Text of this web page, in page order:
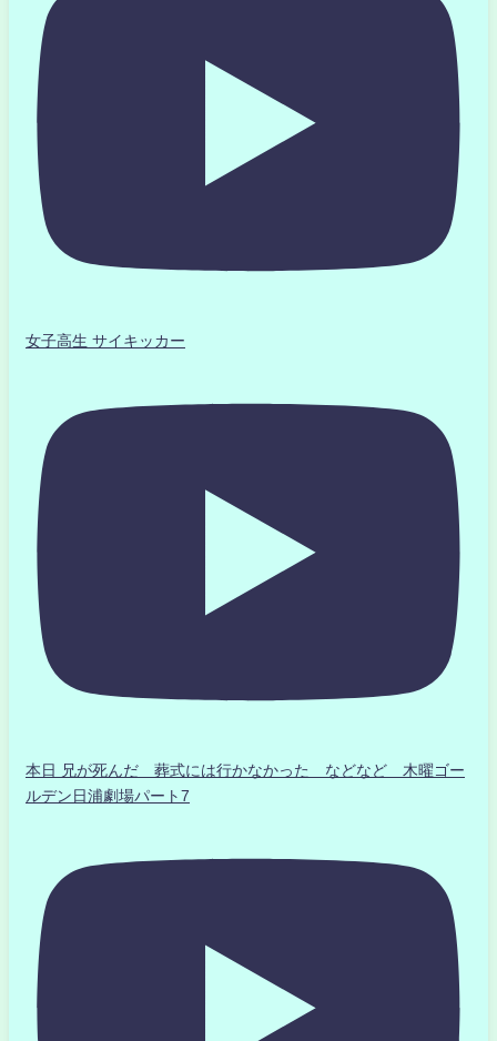
女子高生 サイキッカー
本日 兄が死んだ 葬式には行かなかった などなど 木曜ゴー
ルデン日浦劇場パート7